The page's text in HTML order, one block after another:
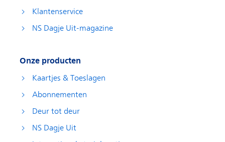
Klantenservice
NS Dagje Uit-magazine
Onze producten
Kaartjes & Toeslagen
Abonnementen
Deur tot deur
NS Dagje Uit